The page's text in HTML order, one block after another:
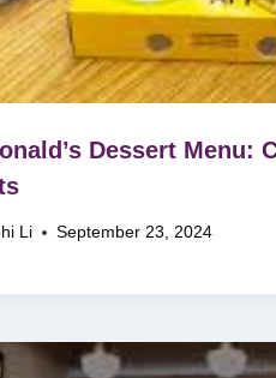
Dessert Menu:
Li September 23, 2024